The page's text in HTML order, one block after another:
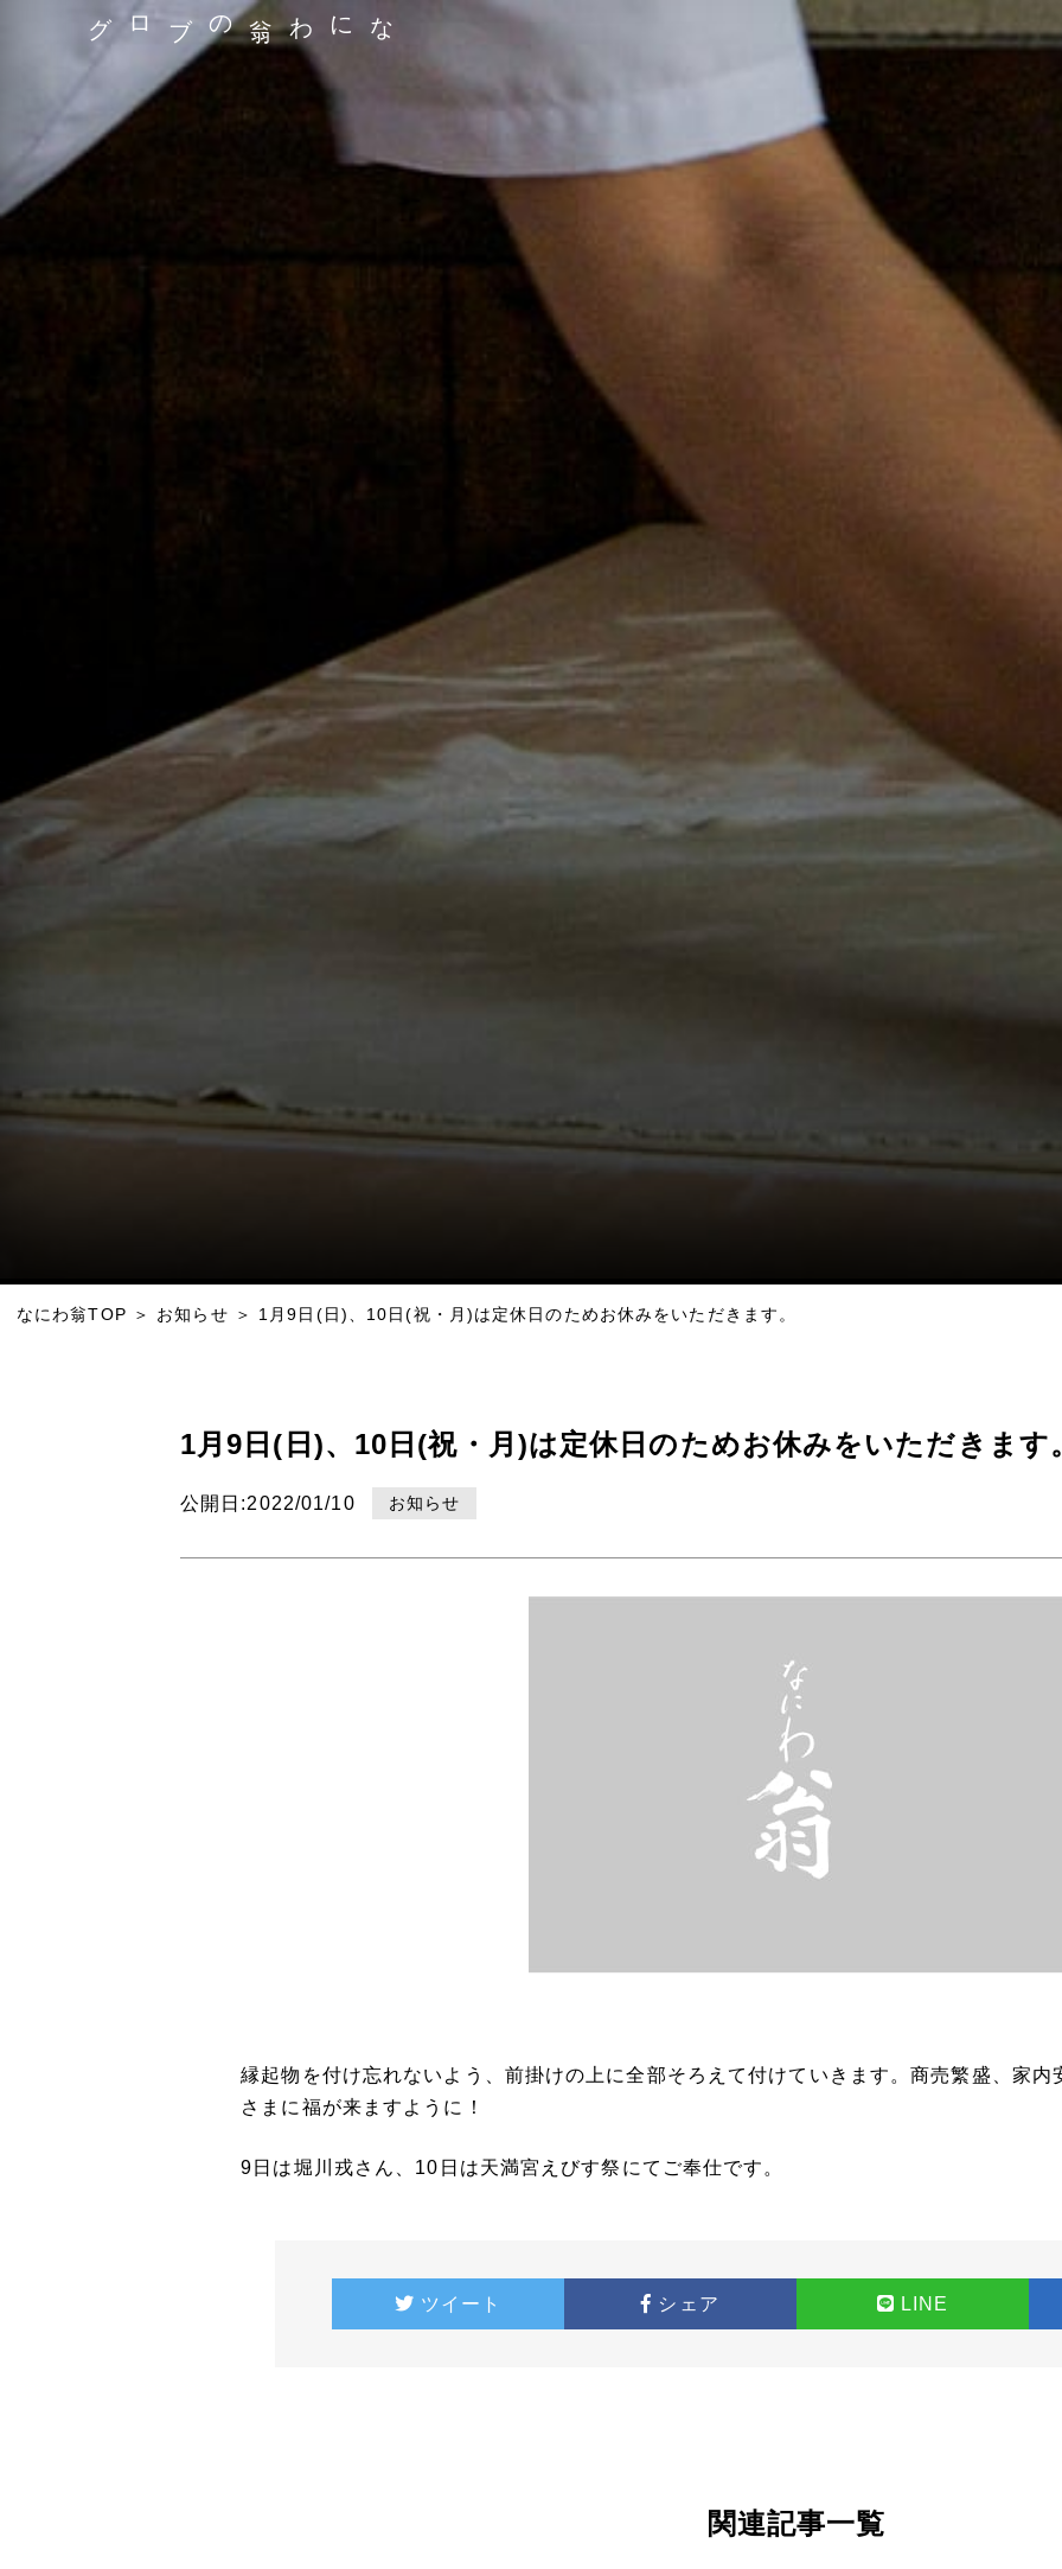
なにわ翁のブログ
なにわ翁TOP ＞ お知らせ ＞ 1月9日(日)、10日(祝・月)は定休日のためお休みをいただきます。
1月9日(日)、10日(祝・月)は定休日のためお休みをいただきます
公開日:2022/01/10 お知らせ
縁起物を付け忘れないよう、前掛けの上に全部そろえて付けていきます。商売繁盛、家
さまに福が来ますように！
9日は堀川戎さん、10日は天満宮えびす祭にてご奉仕です。
ツイート シェア LINE
関連記事一覧